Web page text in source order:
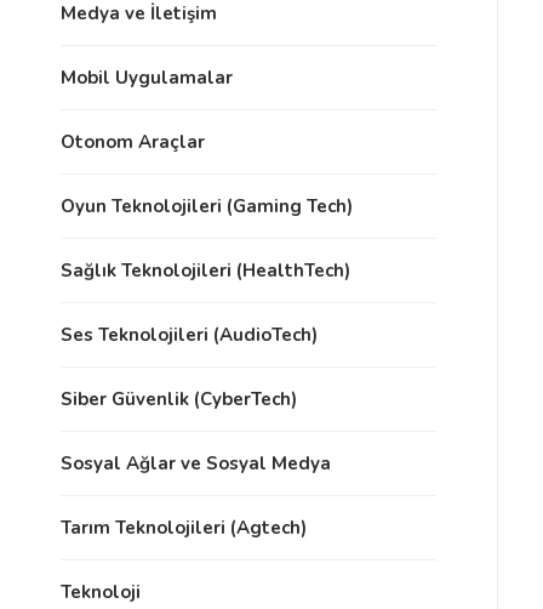
Medya ve İletişim
Mobil Uygulamalar
Otonom Araçlar
Oyun Teknolojileri (Gaming Tech)
Sağlık Teknolojileri (HealthTech)
Ses Teknolojileri (AudioTech)
Siber Güvenlik (CyberTech)
Sosyal Ağlar ve Sosyal Medya
Tarım Teknolojileri (Agtech)
Teknoloji